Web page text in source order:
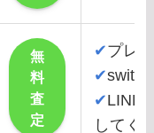
無
料
査
定
✔プレ
✔
✔LINE
してく